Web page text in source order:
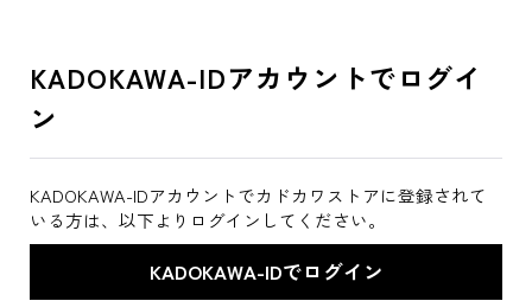
KADOKAWA-IDアカウントでログイ
ン
KADOKAWA-IDアカウントでカドカワストアに登録されて
いる方は、以下よりログインしてください。